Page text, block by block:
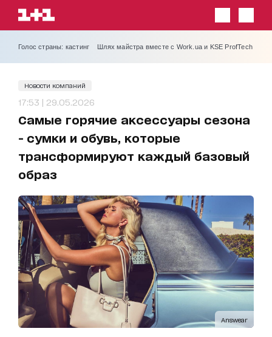
Голос страны: кастинг Шлях майстра вместе с Work.ua и KSE ProfTech
Новости компаний
17:53 | 29.05.2026
Самые горячие аксессуары сезона
- сумки и обувь, которые
трансформируют каждый базовый
образ
Answear